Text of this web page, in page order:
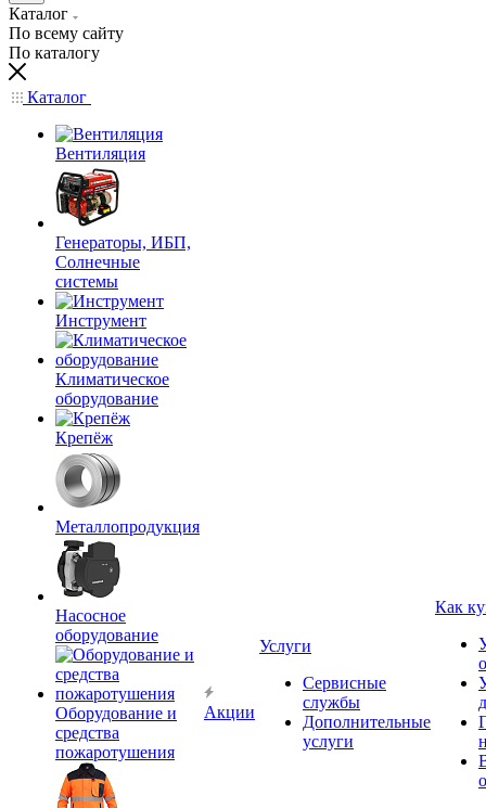
Каталог
По всему сайту
По каталогу
Каталог
Вентиляция
Генераторы, ИБП,
Солнечные
системы
Инструмент
Климатическое
оборудование
Крепёж
Металлопродукция
Насосное
оборудование
Оборудование и
средства
пожаротушения
Акции
Услуги
Сервисные
службы
Дополнительные
услуги
Как